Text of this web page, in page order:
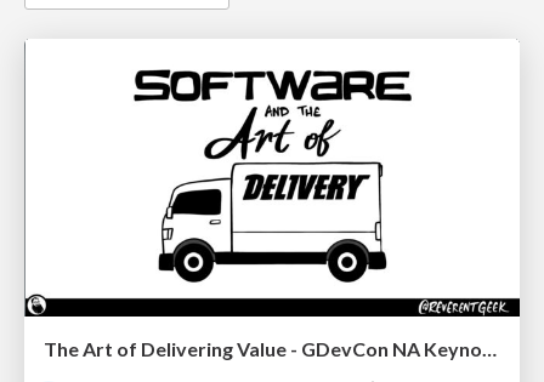
The Art of Delivering Value - GDevCon NA Keynote